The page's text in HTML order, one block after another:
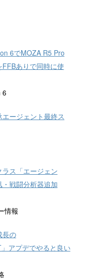
6でMOZA R5 Pro
FFBありで同時に使
6
エージェント最終ス
ラス「エージェン
・戦闘分析器追加
情報
長の
」アプデでやると良い